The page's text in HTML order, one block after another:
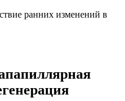
ранних изменений в